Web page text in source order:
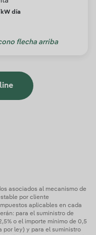
día
al mecanismo de
por cliente
suministro de
o el importe mínimo de 0,5